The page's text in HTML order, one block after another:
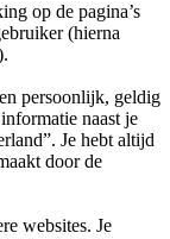
op de pagina’s
(hierna
persoonlijk, geldig
naast je
Je hebt altijd
door de
websites. Je